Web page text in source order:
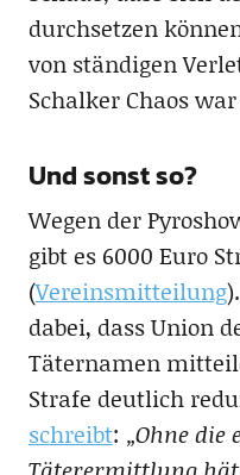
durchsetzen
von ständigen
Schalker Chaos
Und sonst so?
Wegen der
gibt es 6000 Euro
(Vereinsmitteilung
dabei, dass Union
Täternamen
Strafe deutlich
schreibt: „Ohne die